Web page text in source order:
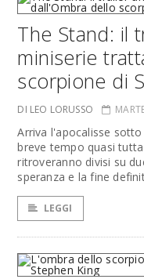
The Stand: il
miniserie
scorpione di
DI LEO LORUSSO
Arriva l'apocalisse
breve tempo quasi
ritroveranno divisi su
speranza e la fine
LEGGI